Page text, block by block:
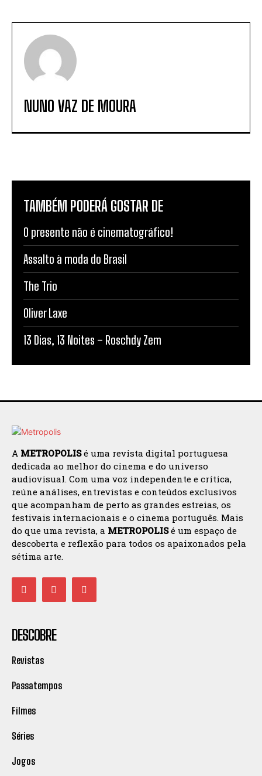
NUNO VAZ DE MOURA
TAMBÉM PODERÁ GOSTAR DE
O presente não é cinematográfico!
Assalto à moda do Brasil
The Trio
Oliver Laxe
13 Dias, 13 Noites – Roschdy Zem
A METROPOLISé uma revista digital portuguesa
dedicada ao melhor do cinema e do universo
audiovisual. Com uma voz independente e crítica,
reúne análises, entrevistas e conteúdos exclusivos
que acompanham de perto as grandes estreias, os
festivais internacionais e o cinema português. Mais
do que uma revista, a METROPOLISé um espaço de
descoberta e reflexão para todos os apaixonados pela
sétima arte.
DESCOBRE
Revistas
Passatempos
Filmes
Séries
Jogos